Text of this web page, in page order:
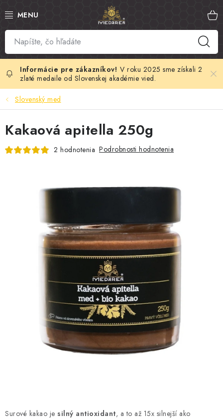
na
SLOVENSKÝ MED
MANUKA MED
VČELÍ PEĽ
MATERSKÁ KAŠIČKA
MEDOVINA
MEDOVÉ DARČEKOVÉ SETY
DOPLNKY KU VČELÍM PRODUKTOM
MEDOVÉ CUKROVINKY
SLUŽBY VČELÁRA
V roku 2025 sme získali 2
zlaté medaile od Slovenskej akadémie vied.
Slovenský med
Surové kakao je silný antioxidant, a to až 15x silnejší ako
Kakaová apitella 250g
2 hodnotenia Podrobnosti hodnotenia